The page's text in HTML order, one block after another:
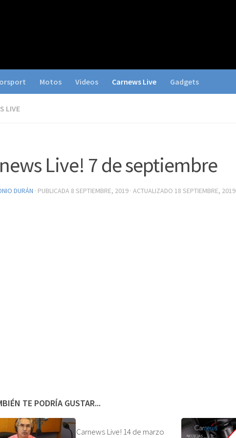
Motos Videos Carnews Live Gadgets
LIVE
Live! 7 de septiembre
DURÁN · PUBLICADA 8 SEPTIEMBRE, 2019 · ACTUALIZADO 18 SEPTIEMBRE, 2019
TE PODRÍA GUSTAR...
Carnews Live! 14 de marzo